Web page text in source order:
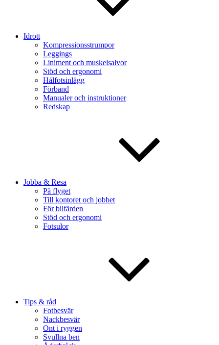
Idrott
Kompressionsstrumpor
Leggings
Liniment och muskelsalvor
Stöd och ergonomi
Hålfotsinlägg
Förband
Manualer och instruktioner
Redskap
Jobba & Resa
På flyget
Till kontoret och jobbet
För bilfärden
Stöd och ergonomi
Fotsulor
Tips & råd
Fotbesvär
Nackbesvär
Ont i ryggen
Svullna ben